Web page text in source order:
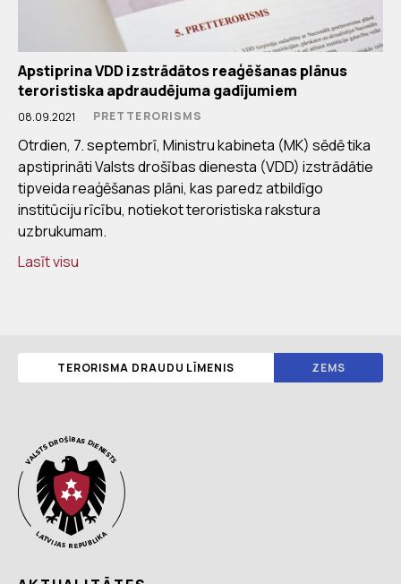
Apstiprina VDD izstrādātos reaģēšanas plānus
teroristiska apdraudējuma gadījumiem
08.09.2021 PRETTERORISMS
Otrdien, 7. septembrī, Ministru kabineta (MK) sēdē tika
apstiprināti Valsts drošības dienesta (VDD) izstrādātie
tipveida reaģēšanas plāni, kas paredz atbildīgo
institūciju rīcību, notiekot teroristiska rakstura
uzbrukumam.
Lasīt visu
TERORISMA DRAUDU LĪMENIS ZEMS